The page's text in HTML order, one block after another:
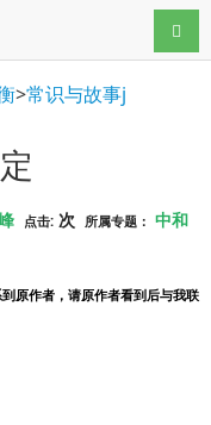
导航
>常识与故事j
点击: 次 所属专题： 中和
原作者，请原作者看到后与我联